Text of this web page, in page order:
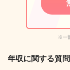
※一
年収に関する質問